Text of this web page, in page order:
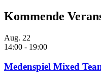
Kommende
Aug. 22
14:00 - 19:00
Medenspiel Mixed